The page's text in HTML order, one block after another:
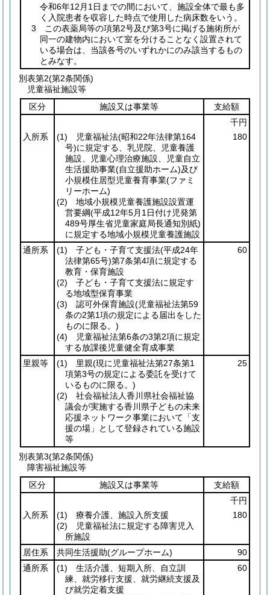
令和6年12月1日までの間において、施設全体で最も多
く入院患者を収容した時点で使用した病床数をいう。
3 この表薬局等の項第2号及び第3号に掲げる施術所が
同一の建物内において室を分けることなく設置されて
いる場合は、当該各号のいずれかにのみ該当するもの
とみなす。
別表第2(第2条関係)
児童福祉施設等
区分
施設又は事業等
支給額
千円
入所系
(1) 児童福祉法(昭和22年法律第164
号)に規定する、乳児院、児童養護
施設、児童心理治療施設、児童自立
生活援助事業(自立援助ホーム)及び
小規模住居型児童養育事業(ファミ
リーホーム)
(2) 地域小規模児童養護施設設置運
営要綱(平成12年5月1日付け児発第
489号厚生省児童家庭局長通知別紙)
に規定する地域小規模児童養護施設
180
通所系 (1) 子ども・子育て支援法(平成24年
法律第65号)第7条第4項に規定する
教育・保育施設
(2) 子ども・子育て支援法に規定す
る地域型保育事業
(3) 認可外保育施設(児童福祉法第59
条の2第1項の規定による届出をした
ものに限る。)
(4) 児童福祉法第6条の3第2項に規定
する放課後児童健全育成事業
60
里親等 (1) 里親(現に児童福祉法第27条第1
項第3号の規定による委託を受けて
いるものに限る。)
(2) 社会福祉法人香川県社会福祉協
議会が実施する香川県子どもの未来
応援ネットワーク事業において「支
援の場」として登録されている施設
等
25
別表第3(第2条関係)
障害福祉施設等
区分
施設又は事業等
支給額
千円
入所系
(1) 療養介護、施設入所支援
(2) 児童福祉法に規定する障害児入
所施設
180
居住系 共同生活援助(グループホーム)
90
通所系
(1) 生活介護、短期入所、自立訓
練、就労移行支援、就労継続支援及
び就労定着支援
60